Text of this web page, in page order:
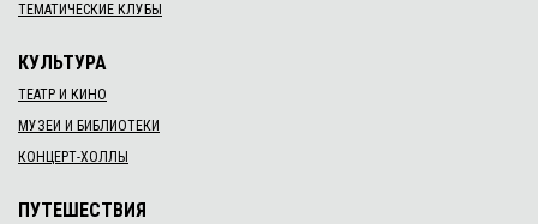
ТЕМАТИЧЕСКИЕ КЛУБЫ
КУЛЬТУРА
ТЕАТР И КИНО
МУЗЕИ И БИБЛИОТЕКИ
КОНЦЕРТ-ХОЛЛЫ
ПУТЕШЕСТВИЯ